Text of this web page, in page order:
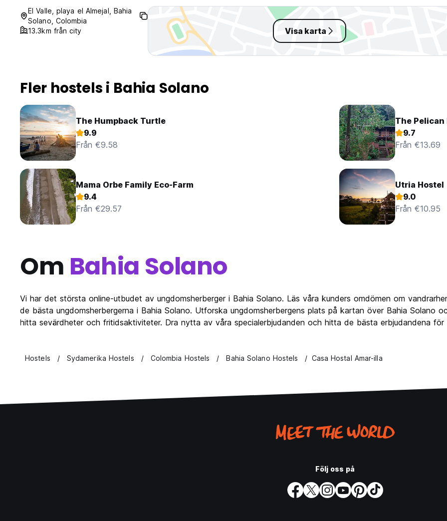
El Valle, playa el Almejal, Bahia
Solano, Colombia
13.3km från city
Visa karta
Fler hostels i Bahia Solano
The Humpback Turtle
9.9
Från €9.58
The Pelican
9.7
Från €13.69
Mama Orbe Family Eco-Farm
9.4
Från €29.57
Utria Hostel
9.0
Från €10.95
Om Bahia Solano
Vi har det största online-utbudet av ungdomsherberger i Bahia Solano. Läs våra kunders omdömen om
de bästa ungdomsherbergerna i Bahia Solano. Utforska ungdomsherbergens plats på kartan över Bahia Solano
hitta sevärdheter och fritidsaktiviteter. Dra nytta av våra specialerbjudanden och hitta de bästa erbjudandena
Hostels Sydamerika Hostels Colombia Hostels Bahia Solano Hostels Casa Hostal Amar-illa
Följ oss på